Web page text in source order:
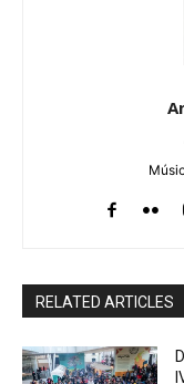
RELATED ARTICLES